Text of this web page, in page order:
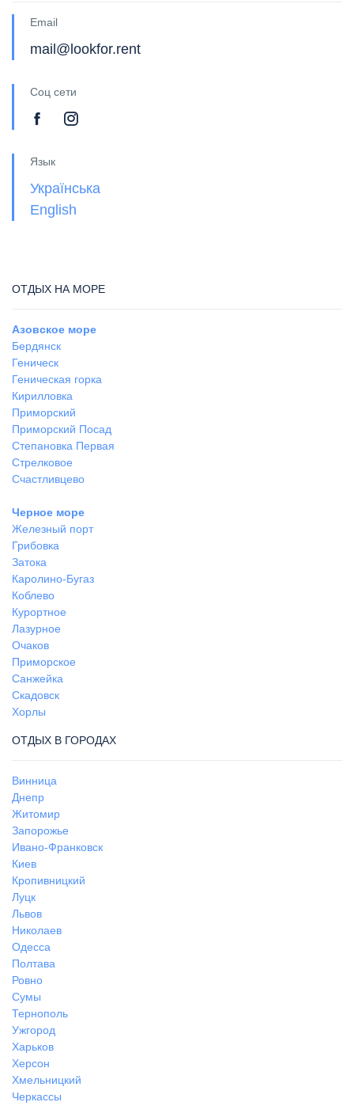
Email
mail@lookfor.rent
Соц сети
Язык
Українська
English
ОТДЫХ НА МОРЕ
Азовское море
Бердянск
Геническ
Геническая горка
Кирилловка
Приморский
Приморский Посад
Степановка Первая
Стрелковое
Счастливцево
Черное море
Железный порт
Грибовка
Затока
Каролино-Бугаз
Коблево
Курортное
Лазурное
Очаков
Приморское
Санжейка
Скадовск
Хорлы
ОТДЫХ В ГОРОДАХ
Винница
Днепр
Житомир
Запорожье
Ивано-Франковск
Киев
Кропивницкий
Луцк
Львов
Николаев
Одесса
Полтава
Ровно
Сумы
Тернополь
Ужгород
Харьков
Херсон
Хмельницкий
Черкассы